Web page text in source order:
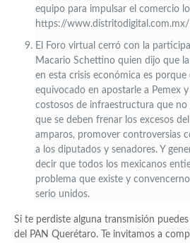
equipo para impulsar el comercio
https://www.distritodigital.com.mx/
El Foro virtual cerró con la
Macario Schettino quien dijo que
en esta crisis económica es
equivocado en apostarle a Pemex
costosos de infraestructura que no
que se deben frenar los excesos
amparos, promover controversias
a los diputados y senadores. Y
decir que todos los mexicanos
problema que existe y
serio unidos.
Si te perdiste alguna transmisión
del PAN Querétaro. Te invitamos a